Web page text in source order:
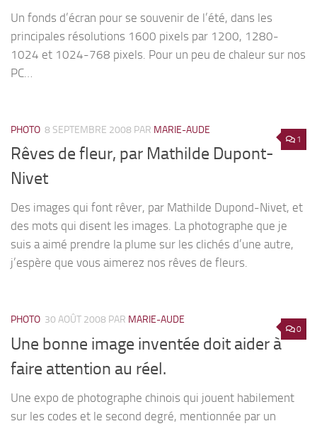
Un fonds d’écran pour se souvenir de l’été, dans les
principales résolutions 1600 pixels par 1200, 1280-
1024 et 1024-768 pixels. Pour un peu de chaleur sur nos
PC…
1
PHOTO 8 SEPTEMBRE 2008 PAR MARIE-AUDE
Rêves de fleur, par Mathilde Dupont-
Nivet
Des images qui font rêver, par Mathilde Dupond-Nivet, et
des mots qui disent les images. La photographe que je
suis a aimé prendre la plume sur les clichés d’une autre,
j’espère que vous aimerez nos rêves de fleurs.
0
PHOTO 30 AOÛT 2008 PAR MARIE-AUDE
Une bonne image inventée doit aider à
faire attention au réel.
Une expo de photographe chinois qui jouent habilement
sur les codes et le second degré, mentionnée par un